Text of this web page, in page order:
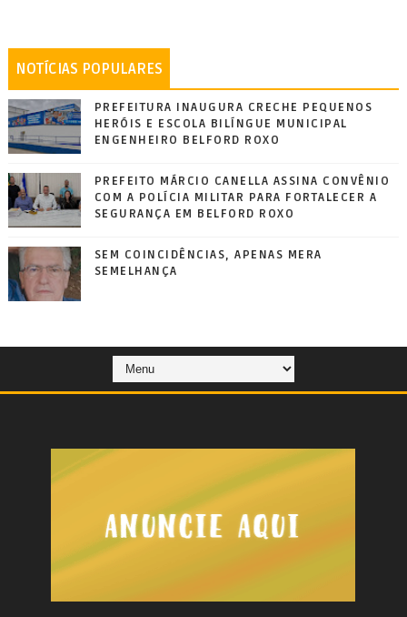
NOTÍCIAS POPULARES
PREFEITURA INAUGURA CRECHE PEQUENOS
HERÓIS E ESCOLA BILÍNGUE MUNICIPAL
ENGENHEIRO BELFORD ROXO
PREFEITO MÁRCIO CANELLA ASSINA CONVÊNIO
COM A POLÍCIA MILITAR PARA FORTALECER A
SEGURANÇA EM BELFORD ROXO
SEM COINCIDÊNCIAS, APENAS MERA
SEMELHANÇA